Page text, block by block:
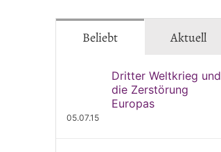
Beliebt Aktuell
Dritter Weltkrieg und
die Zerstörung
Europas
05.07.15